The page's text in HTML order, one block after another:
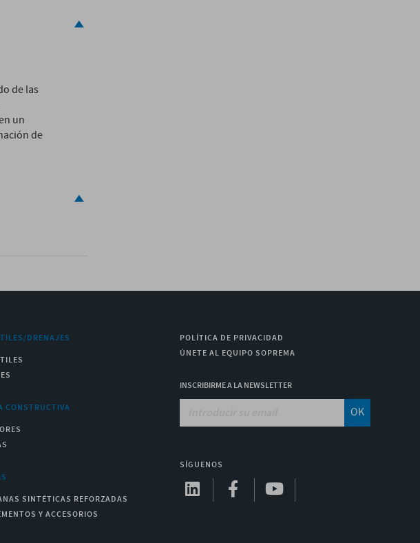
de las
un
de
DRENAJES
CONSTRUCTIVA
SINTÉTICAS REFORZADAS
Y ACCESORIOS
POLÍTICA DE PRIVACIDAD
ÚNETE AL EQUIPO SOPREMA
INSCRIBIRME A LA NEWSLETTER
OK
SÍGUENOS